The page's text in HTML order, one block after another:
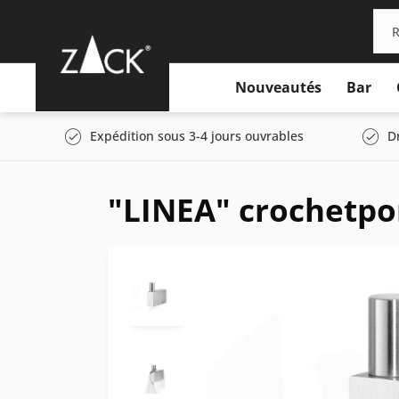
Nouveautés Bar
Expédition sous 3-4 jours ouvrables
"LINEA"